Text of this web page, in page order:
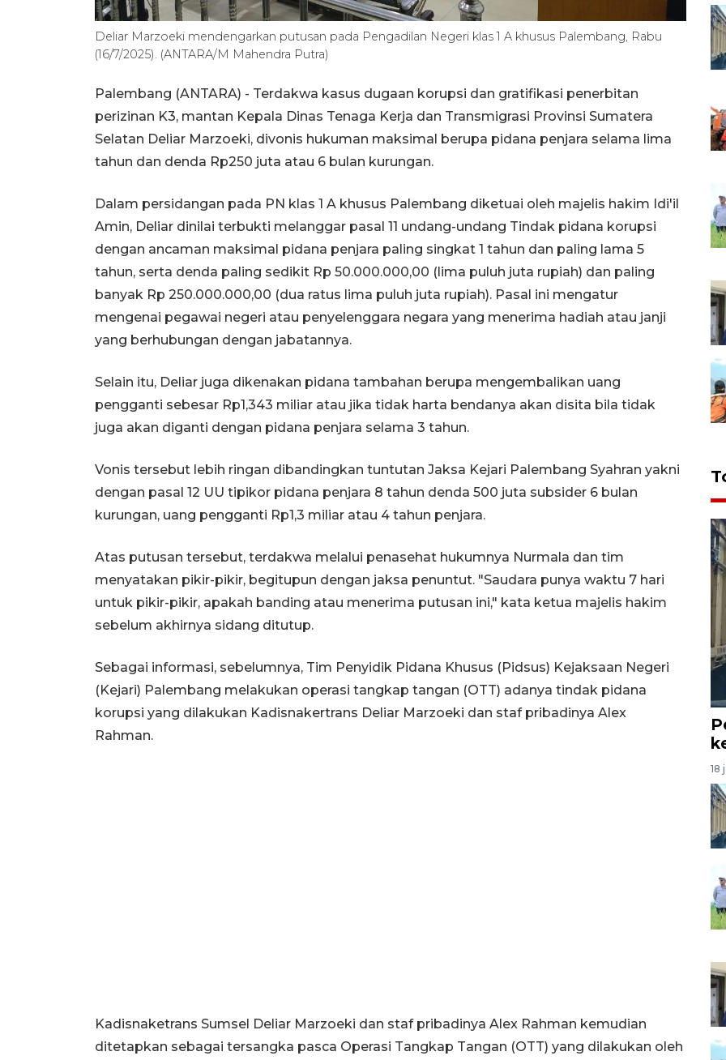
Deliar Marzoeki mendengarkan putusan pada Pengadilan Negeri klas 1 A khusus Palembang, Rabu
(16/7/2025). (ANTARA/M Mahendra Putra)
Palembang (ANTARA) - Terdakwa kasus dugaan korupsi dan gratifikasi penerbitan
perizinan K3, mantan Kepala Dinas Tenaga Kerja dan Transmigrasi Provinsi Sumatera
Selatan Deliar Marzoeki, divonis hukuman maksimal berupa pidana penjara selama lima
tahun dan denda Rp250 juta atau 6 bulan kurungan.
Dalam persidangan pada PN klas 1 A khusus Palembang diketuai oleh majelis hakim Idi'il
Amin, Deliar dinilai terbukti melanggar pasal 11 undang-undang Tindak pidana korupsi
dengan ancaman maksimal pidana penjara paling singkat 1 tahun dan paling lama 5
tahun, serta denda paling sedikit Rp 50.000.000,00 (lima puluh juta rupiah) dan paling
banyak Rp 250.000.000,00 (dua ratus lima puluh juta rupiah). Pasal ini mengatur
mengenai pegawai negeri atau penyelenggara negara yang menerima hadiah atau janji
yang berhubungan dengan jabatannya.
Selain itu, Deliar juga dikenakan pidana tambahan berupa mengembalikan uang
pengganti sebesar Rp1,343 miliar atau jika tidak harta bendanya akan disita bila tidak
juga akan diganti dengan pidana penjara selama 3 tahun.
Vonis tersebut lebih ringan dibandingkan tuntutan Jaksa Kejari Palembang Syahran yakni
dengan pasal 12 UU tipikor pidana penjara 8 tahun denda 500 juta subsider 6 bulan
kurungan, uang pengganti Rp1,3 miliar atau 4 tahun penjara.
Atas putusan tersebut, terdakwa melalui penasehat hukumnya Nurmala dan tim
menyatakan pikir-pikir, begitupun dengan jaksa penuntut. "Saudara punya waktu 7 hari
untuk pikir-pikir, apakah banding atau menerima putusan ini," kata ketua majelis hakim
sebelum akhirnya sidang ditutup.
Sebagai informasi, sebelumnya, Tim Penyidik Pidana Khusus (Pidsus) Kejaksaan Negeri
(Kejari) Palembang melakukan operasi tangkap tangan (OTT) adanya tindak pidana
korupsi yang dilakukan Kadisnakertrans Deliar Marzoeki dan staf pribadinya Alex
Rahman.
Kadisnaketrans Sumsel Deliar Marzoeki dan staf pribadinya Alex Rahman kemudian
ditetapkan sebagai tersangka pasca Operasi Tangkap Tangan (OTT) yang dilakukan oleh
18